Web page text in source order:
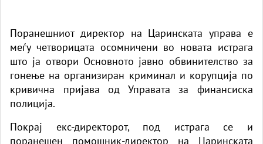
Поранешниот директор на Царинската управа е
меѓу четворицата осомничени во новата истрага
што ја отвори Основното јавно обвинителство за
гонење на организиран криминал и корупција по
кривична пријава од Управата за финансиска
полиција.
Покрај екс-директорот, под истрага се и
поранешен помошник-директор на Царинската